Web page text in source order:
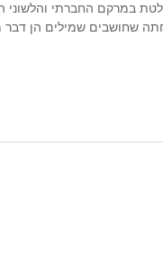
במרקם החברתי והלשוני
שחושבים שמילים הן דבר